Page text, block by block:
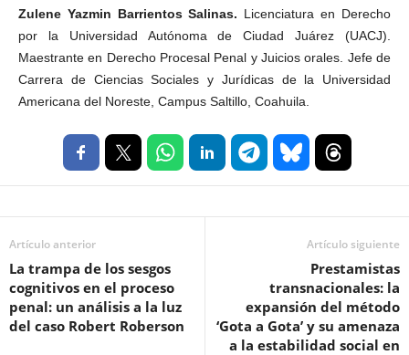
Zulene Yazmin Barrientos Salinas. Licenciatura en Derecho
por la Universidad Autónoma de Ciudad Juárez (UACJ).
Maestrante en Derecho Procesal Penal y Juicios orales. Jefe de
Carrera de Ciencias Sociales y Jurídicas de la Universidad
Americana del Noreste, Campus Saltillo, Coahuila.
Artículo anterior
La trampa de los sesgos
cognitivos en el proceso
penal: un análisis a la luz
del caso Robert Roberson
Artículo siguiente
Prestamistas
transnacionales: la
expansión del método
‘Gota a Gota’ y su amenaza
a la estabilidad social en